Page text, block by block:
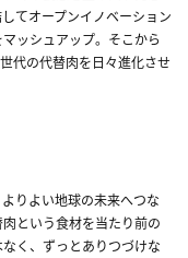
てオープンイノベーション
ッシュアップ。そこから
代の代替肉を日々進化させ
りよい地球の未来へつな
という食材を当たり前の
く、ずっとありつづけな